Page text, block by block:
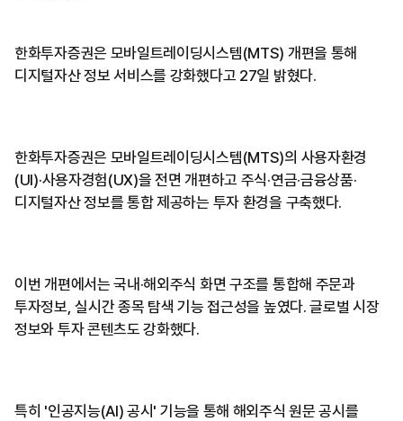
한화투자증권은 모바일트레이딩시스템(MTS) 개편을 통해
디지털자산 정보 서비스를 강화했다고 27일 밝혔다.
한화투자증권은 모바일트레이딩시스템(MTS)의 사용자환경
(UI)·사용자경험(UX)을 전면 개편하고 주식·연금·금융상품·
디지털자산 정보를 통합 제공하는 투자 환경을 구축했다.
이번 개편에서는 국내·해외주식 화면 구조를 통합해 주문과
투자정보, 실시간 종목 탐색 기능 접근성을 높였다. 글로벌 시장
정보와 투자 콘텐츠도 강화했다.
특히 '인공지능(AI) 공시' 기능을 통해 해외주식 원문 공시를